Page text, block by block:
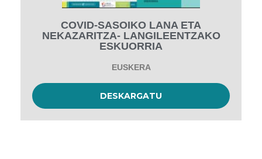
COVID-SASOIKO LANA ETA
NEKAZARITZA- LANGILEENTZAKO
ESKUORRIA
EUSKERA
DESKARGATU